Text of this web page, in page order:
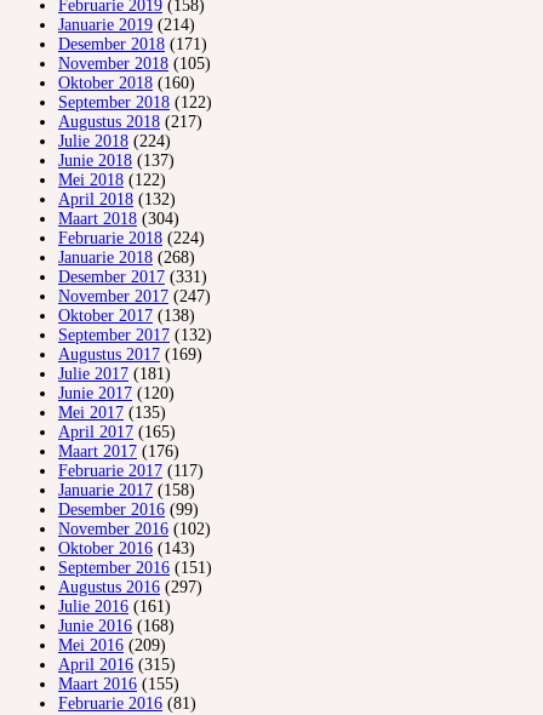
Februarie 2019 (158)
Januarie 2019 (214)
Desember 2018 (171)
November 2018 (105)
Oktober 2018 (160)
September 2018 (122)
Augustus 2018 (217)
Julie 2018 (224)
Junie 2018 (137)
Mei 2018 (122)
April 2018 (132)
Maart 2018 (304)
Februarie 2018 (224)
Januarie 2018 (268)
Desember 2017 (331)
November 2017 (247)
Oktober 2017 (138)
September 2017 (132)
Augustus 2017 (169)
Julie 2017 (181)
Junie 2017 (120)
Mei 2017 (135)
April 2017 (165)
Maart 2017 (176)
Februarie 2017 (117)
Januarie 2017 (158)
Desember 2016 (99)
November 2016 (102)
Oktober 2016 (143)
September 2016 (151)
Augustus 2016 (297)
Julie 2016 (161)
Junie 2016 (168)
Mei 2016 (209)
April 2016 (315)
Maart 2016 (155)
Februarie 2016 (81)